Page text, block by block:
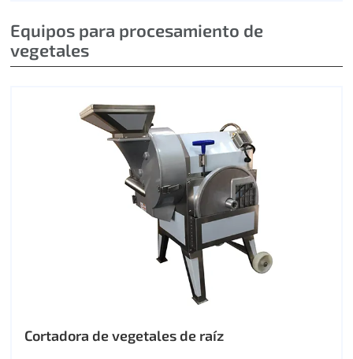
Equipos para procesamiento de
vegetales
Cortadora de vegetales de raíz